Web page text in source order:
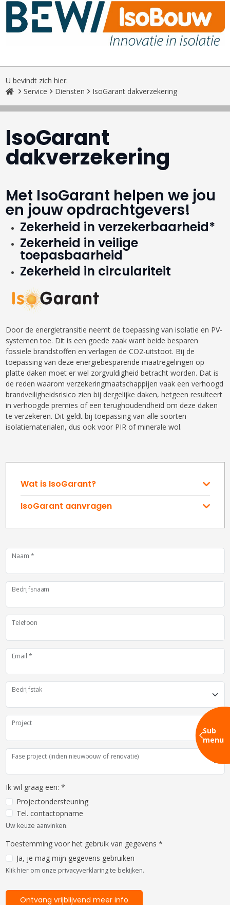
U bevindt zich hier:
Service
Diensten IsoGarant dakverzekering
Sub
menu
IsoGarant
dakverzekering
Met IsoGarant helpen we jou
en jouw opdrachtgevers!
Zekerheid in verzekerbaarheid*
Zekerheid in veilige
toepasbaarheid
Zekerheid in circulariteit
Door de energietransitie neemt de toepassing van isolatie en PV-
systemen toe. Dit is een goede zaak want beide besparen
fossiele brandstoffen en verlagen de CO2-uitstoot. Bij de
toepassing van deze energiebesparende maatregelingen op
platte daken moet er wel zorgvuldigheid betracht worden. Dat is
de reden waarom verzekeringmaatschappijen vaak een verhoogd
brandveiligheidsrisico zien bij dergelijke daken, hetgeen resulteert
in verhoogde premies of een terughoudendheid om deze daken
te verzekeren. Dit geldt bij toepassing van alle soorten
isolatiematerialen, dus ook voor PIR of minerale wol.
Wat is IsoGarant?
IsoGarant aanvragen
Naam *
Bedrijfsnaam
Telefoon
Email *
Bedrijfstak
Project
Fase project (indien nieuwbouw of renovatie)
Ik wil graag een: *
Projectondersteuning
Tel. contactopname
Uw keuze aanvinken.
Toestemming voor het gebruik van gegevens *
Ja, je mag mijn gegevens gebruiken
Klik hier om onze privacyverklaring te bekijken.